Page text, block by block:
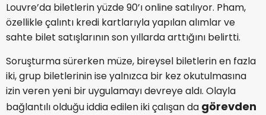
Louvre’da biletlerin yüzde 90’ı online satılıyor. Pham,
özellikle çalıntı kredi kartlarıyla yapılan alımlar ve
sahte bilet satışlarının son yıllarda arttığını belirtti.
Soruşturma sürerken müze, bireysel biletlerin en fazla
iki, grup biletlerinin ise yalnızca bir kez okutulmasına
izin veren yeni bir uygulamayı devreye aldı. Olayla
bağlantılı olduğu iddia edilen iki çalışan da görevden